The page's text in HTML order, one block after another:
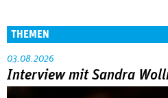
THEMEN
03.08.2026
Interview mit Sandra